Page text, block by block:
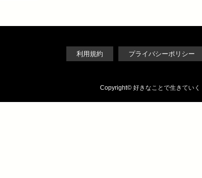
利用規約 プライバシーポリシー
Copyright© 好きなことで生きていく